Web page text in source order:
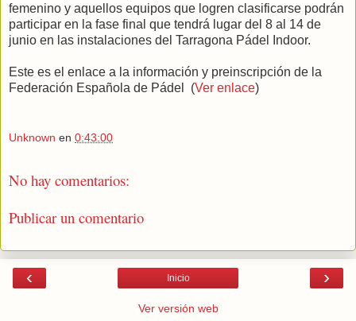
femenino y aquellos equipos que logren clasificarse podrán
participar en la fase final que tendrá lugar del 8 al 14 de
junio en las instalaciones del Tarragona Pádel Indoor.
Este es el enlace a la información y preinscripción de la
Federación Española de Pádel (Ver enlace)
Unknown en 0:43:00
No hay comentarios:
Publicar un comentario
‹ ›
Inicio
Ver versión web